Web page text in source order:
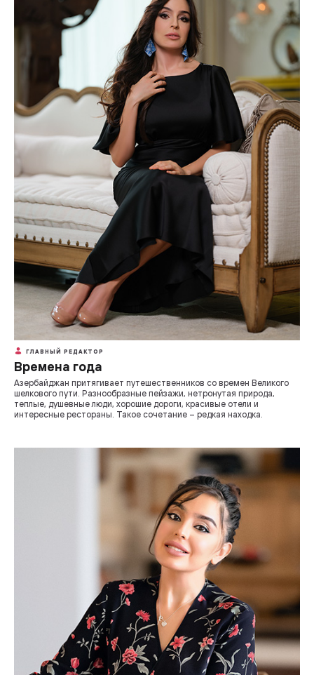
ГЛАВНЫЙ РЕДАКТОР
Времена года
Азербайджан притягивает путешественников со времен Великого
шелкового пути. Разнообразные пейзажи, нетронутая природа,
теплые, душевные люди, хорошие дороги, красивые отели и
интересные рестораны. Такое сочетание – редкая находка.